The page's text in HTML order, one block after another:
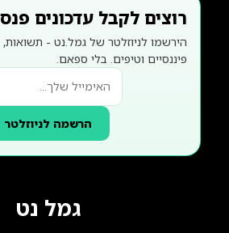
רוצים לקבל עדכונים
הירשמו לניוזלטר של גמל.נט - תשואות,
פיננסיים וטיפים. בלי ספאם.
הרשמה לניוזלטר
גמל נט